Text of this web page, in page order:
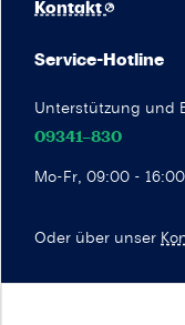
Service-Hotline
Unterstützung und
09341–830
Mo-Fr, 09:00 -
Oder über unser
Kontakt